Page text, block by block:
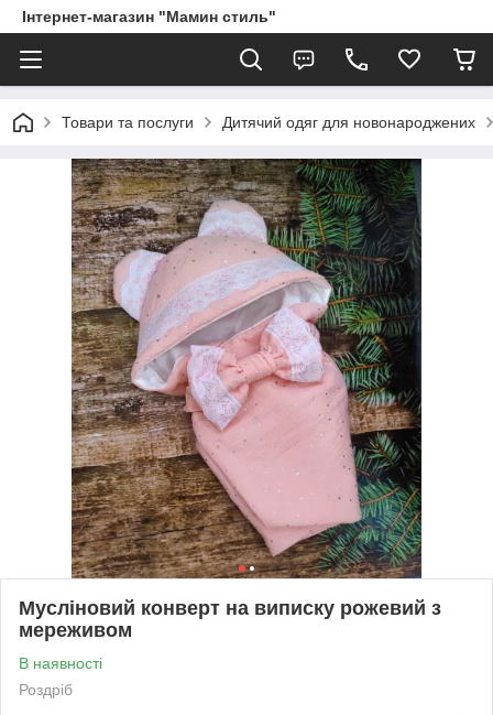
Інтернет-магазин "Мамин стиль"
Товари та послуги Дитячий одяг для новонароджених
Мусліновий конверт на виписку рожевий з
мереживом
В наявності
Роздріб